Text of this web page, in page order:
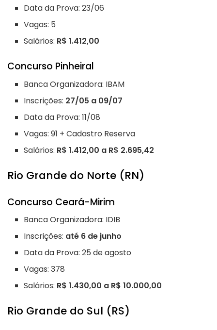
Data da Prova: 23/06
Vagas: 5
Salários: R$ 1.412,00
Concurso Pinheiral
Banca Organizadora: IBAM
Inscrições: 27/05 a 09/07
Data da Prova: 11/08
Vagas: 91 + Cadastro Reserva
Salários: R$ 1.412,00 a R$ 2.695,42
Rio Grande do Norte (RN)
Concurso Ceará-Mirim
Banca Organizadora: IDIB
Inscrições: até 6 de junho
Data da Prova: 25 de agosto
Vagas: 378
Salários: R$ 1.430,00 a R$ 10.000,00
Rio Grande do Sul (RS)